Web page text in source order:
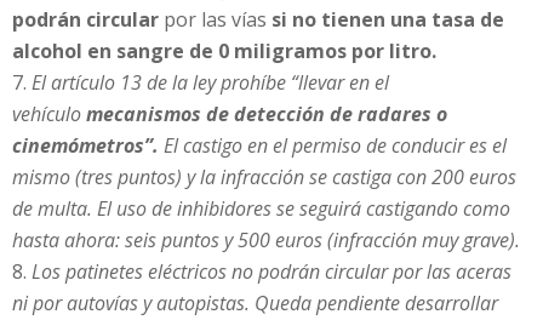
podrán circular por las vías si no tienen una tasa de
alcohol en sangre de 0 miligramos por litro.
El artículo 13 de la ley prohíbe “llevar en el
vehículomecanismos de detección de radares o
cinemómetros”. El castigo en el permiso de conducir es el
mismo (tres puntos) y la infracción se castiga con 200 euros
de multa. El uso de inhibidores se seguirá castigando como
hasta ahora: seis puntos y 500 euros (infracción muy grave).
Los patinetes eléctricos no podrán circular por las aceras
ni por autovías y autopistas. Queda pendiente desarrollar